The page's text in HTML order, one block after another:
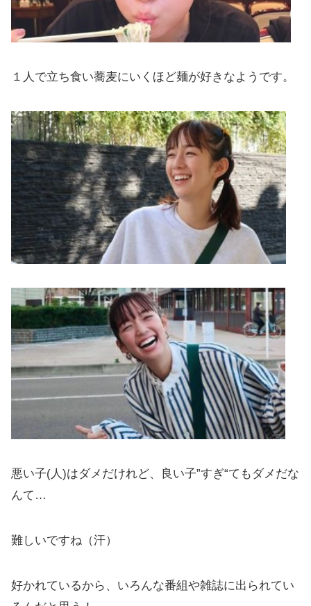
１人で立ち食い蕎麦にいくほど麺が好きなようです。
悪い子(人)はダメだけれど、良い子”すぎ“てもダメだな
んて…
難しいですね（汗）
好かれているから、いろんな番組や雑誌に出られてい